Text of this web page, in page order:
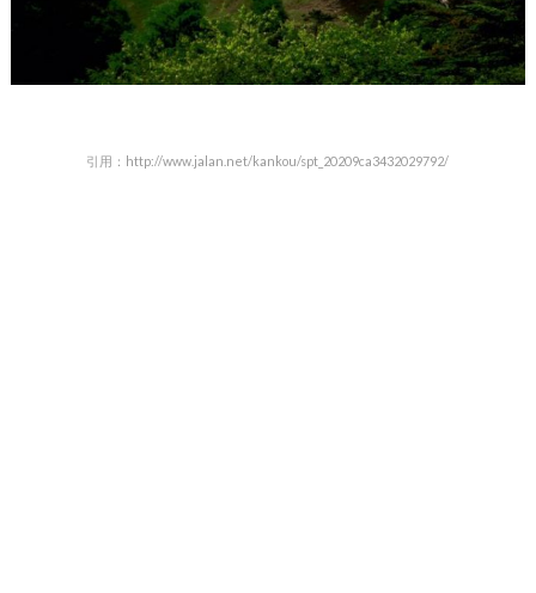
引用：http://www.jalan.net/kankou/spt_20209ca3432029792/